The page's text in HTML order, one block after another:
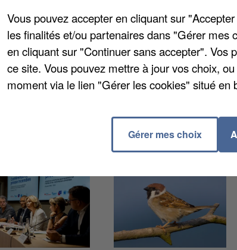
et amphithéâtres des deux établissements
expositions et conférences) qui
et de se familiariser avec le monde
technologiques à travers la Première Guerre
à l'honneur. Plus d'infos surwww.utc.fr/
VUS
Vous pouvez accepter en cliquant sur
les finalités et/ou partenaires dans "Gérer mes
en cliquant sur "Continuer sans accepter". Vos
ce site. Vous pouvez mettre à jour vos choix,
moment via le lien "Gérer les cookies" situé en
Gérer mes choix